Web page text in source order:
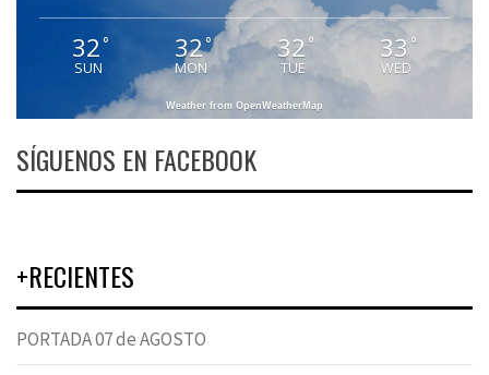
32°
SUN
32°
MON
32 °
TUE
33 °
WED
Weather from OpenWeatherMap
SÍGUENOS EN FACEBOOK
+RECIENTES
PORTADA 07 de AGOSTO